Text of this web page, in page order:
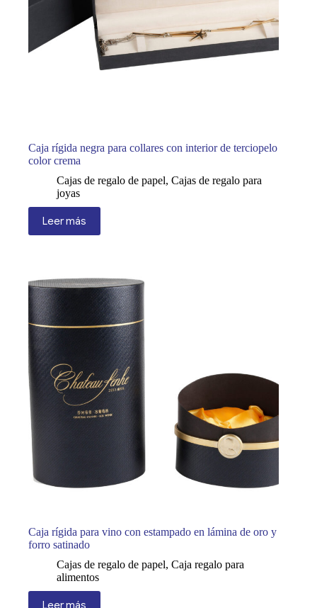
Caja rígida negra para collares con interior de terciopelo
color crema
Cajas de regalo de papel, Cajas de regalo para
joyas
Leer más
Caja rígida para vino con estampado en lámina de oro y
forro satinado
Cajas de regalo de papel, Caja regalo para
alimentos
Leer más